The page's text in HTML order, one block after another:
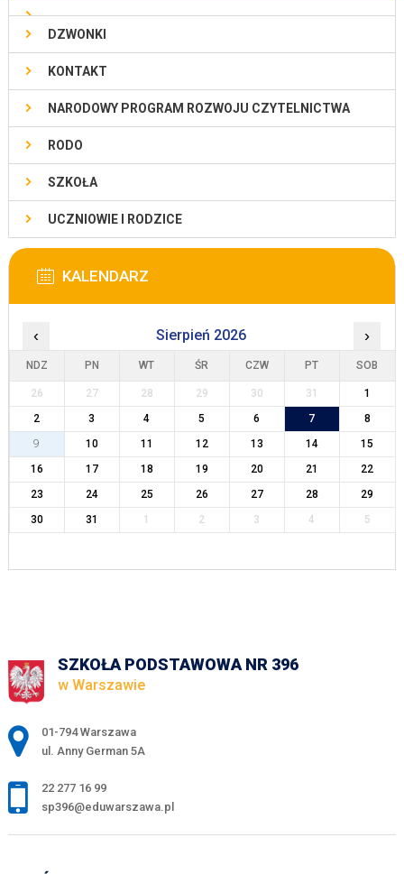
DZWONKI
KONTAKT
NARODOWY PROGRAM ROZWOJU CZYTELNICTWA
RODO
SZKOŁA
UCZNIOWIE I RODZICE
KALENDARZ
‹ Sierpień 2026 ›
NDZ PN WT ŚR CZW PT SOB
26 27 28 29 30 31
1
2
3 4 5 6 7
8
9
10 11 12 13 14
15
16
17 18 19 20 21
22
23
24 25 26 27 28
29
30
31 1 2 3 4 5
SZKOŁA PODSTAWOWA NR 396
w Warszawie
Adres pocztowy:
01-794 Warszawa
ul. Anny German 5A
22 277 16 99
sp396@eduwarszawa.pl